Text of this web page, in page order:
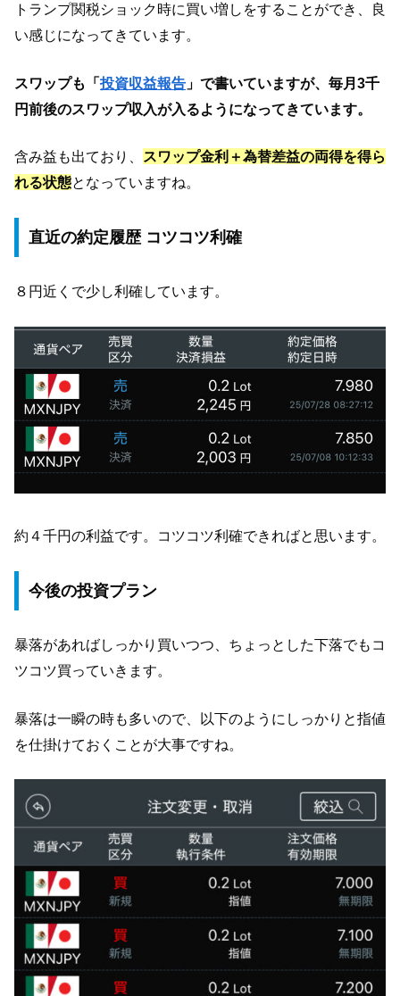
トランプ関税ショック時に買い増しをすることができ、良
い感じになってきています。
スワップも「投資収益報告 」で書いていますが、毎月3千
円前後のスワップ収入が入るようになってきています。
含み益も出ており、
スワップ金利＋為替差益の両得を得ら
れる状態となっていますね。
直近の約定履歴 コツコツ利確
８円近くで少し利確しています。
約４千円の利益です。コツコツ利確できればと思います。
今後の投資プラン
暴落があればしっかり買いつつ、ちょっとした下落でもコ
ツコツ買っていきます。
暴落は一瞬の時も多いので、以下のようにしっかりと指値
を仕掛けておくことが大事ですね。